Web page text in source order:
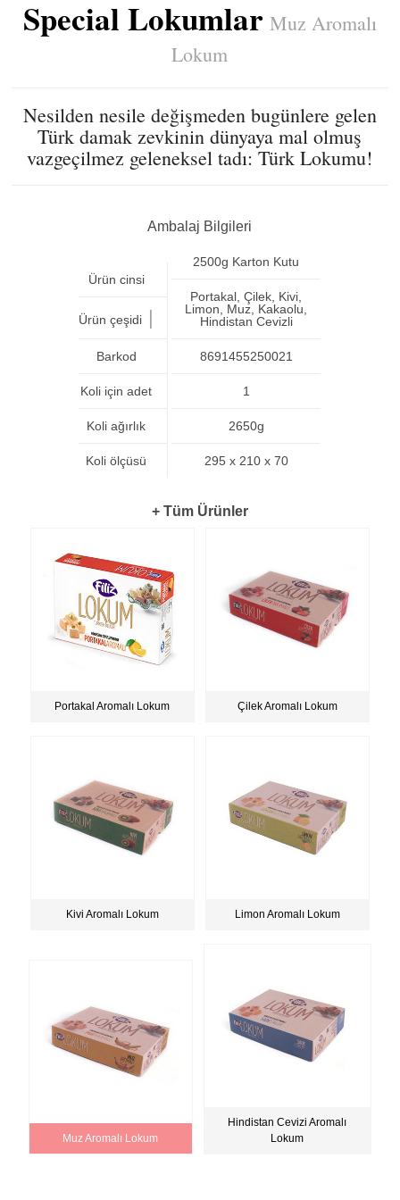
Special Lokumlar Muz Aromalı
Lokum
Nesilden nesile değişmeden bugünlere gelen
Türk damak zevkinin dünyaya mal olmuş
vazgeçilmez geleneksel tadı: Türk Lokumu!
Ambalaj Bilgileri
Ürün cinsi
Ürün çeşidi |
Barkod
Koli için adet
Koli ağırlık
Koli ölçüsü
2500g Karton Kutu
Portakal, Çilek, Kivi,
Limon, Muz, Kakaolu,
Hindistan Cevizli
8691455250021
1
2650g
295 x 210 x 70
+ Tüm Ürünler
Portakal Aromalı Lokum Çilek Aromalı Lokum
Kivi Aromalı Lokum Limon Aromalı Lokum
Muz Aromalı Lokum
Hindistan Cevizi Aromalı
Lokum